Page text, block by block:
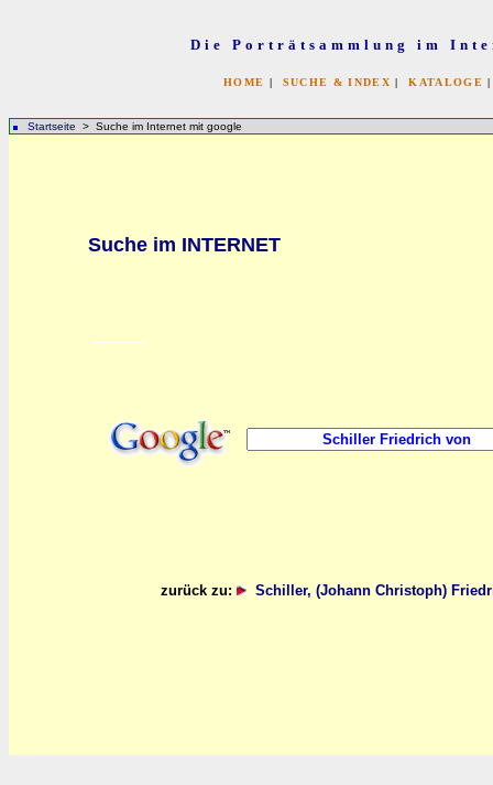
Die Porträtsammlung im
HOME | SUCHE & INDEX |KATALOGE
Startseite > Suche im Internet mit google
Suche im INTERNET
zurück zu: Schiller, (Johann Christoph)